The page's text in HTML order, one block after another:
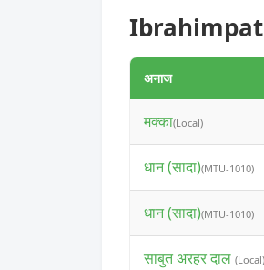
अनाज
मक्का(Local)
धान (सादा)(MTU-1010)
धान (सादा)(MTU-1010)
साबुत अरहर दाल (Local)